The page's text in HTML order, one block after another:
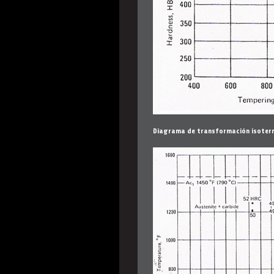
Diagrama de transformación